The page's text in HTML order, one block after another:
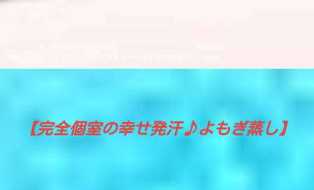
【完全個室の幸せ発汗♪よもぎ蒸し】